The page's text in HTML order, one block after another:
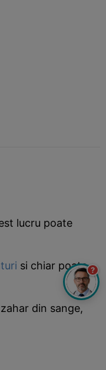
lucru poate
si chiar poate
din sange,
?